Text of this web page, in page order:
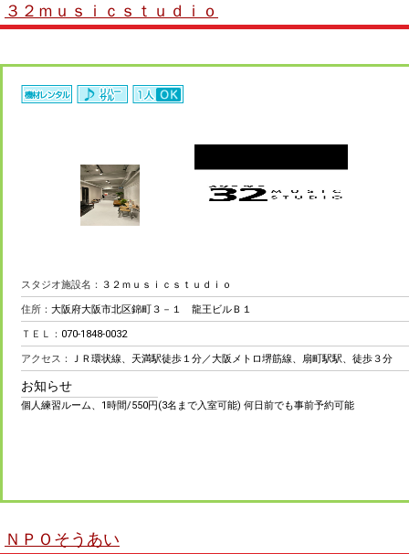
３２ｍｕｓｉｃｓｔｕｄｉｏ
スタジオ施設名： ３２ｍｕｓｉｃｓｔｕｄｉｏ
住所： 大阪府大阪市北区錦町３－１ 龍王ビルＢ１
ＴＥＬ： 070-1848-0032
アクセス： ＪＲ環状線、天満駅徒歩１分／大阪メトロ堺筋線、扇町駅駅、徒歩３分
お知らせ
個人練習ルーム、1時間/550円(3名まで入室可能) 何日前でも事前予約可能
ＮＰＯそうあい